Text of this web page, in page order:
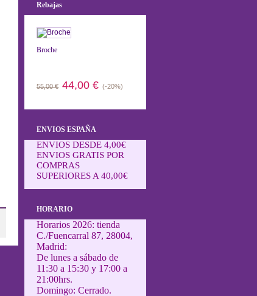
Rebajas
Broche
55,00 € 44,00 € (-20%)
ENVIOS ESPAÑA
ENVIOS DESDE 4,00€
ENVIOS GRATIS POR
COMPRAS
SUPERIORES A 40,00€
HORARIO
Horarios 2026: tienda
C./Fuencarral 87, 28004,
Madrid:
De lunes a sábado de
11:30 a 15:30 y 17:00 a
21:00hrs.
Domingo: Cerrado.